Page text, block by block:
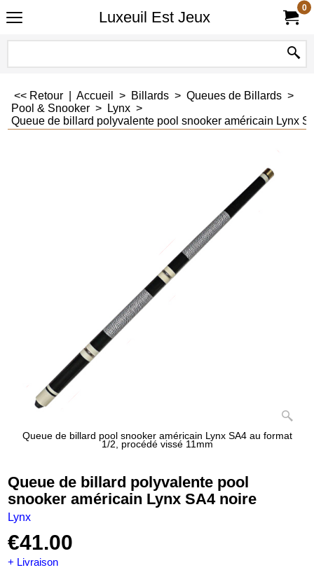
Luxeuil Est Jeux
0
<< Retour Accueil > Billards > Queues de Billards >
Pool & Snooker > Lynx >
Queue de billard polyvalente pool snooker américain Lynx
Queue de billard pool snooker américain Lynx SA4 au format
1/2, procédé vissé 11mm
Queue de billard polyvalente pool
snooker américain Lynx SA4 noire
Lynx
€41.00
+ Livraison